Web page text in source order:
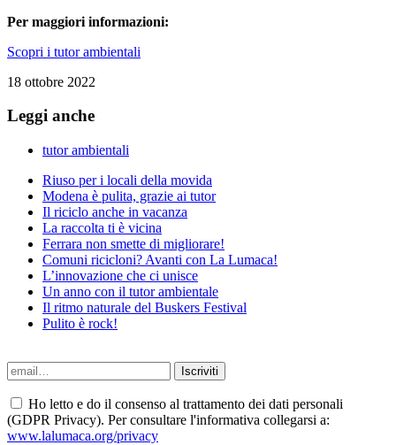
Per maggiori informazioni:
Scopri i tutor ambientali
18 ottobre 2022
Leggi anche
tutor ambientali
Riuso per i locali della movida
Modena è pulita, grazie ai tutor
Il riciclo anche in vacanza
La raccolta ti è vicina
Ferrara non smette di migliorare!
Comuni ricicloni? Avanti con La Lumaca!
L’innovazione che ci unisce
Un anno con il tutor ambientale
Il ritmo naturale del Buskers Festival
Pulito è rock!
Ho letto e do il consenso al trattamento dei dati personali
(GDPR Privacy). Per consultare l'informativa collegarsi a:
www.lalumaca.org/privacy